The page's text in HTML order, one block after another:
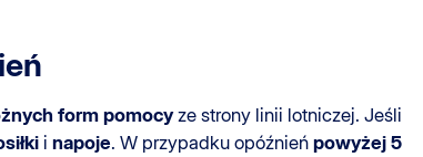
form pomocyze strony linii lotniczej. Jeśli
i napoje. W przypadku opóźnień powyżej 5